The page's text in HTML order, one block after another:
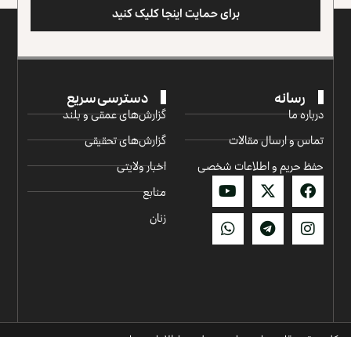
برای حمایت اینجا کلیک کنید
رسانه
درباره ما
تماس و ارسال مقالات
حفظ حریم و اطلاعات شخصی
دسترسی سریع
گزارش‌‌های عمقی و بلند
گزارش‌های تحقیقی
اخبار ولایتی
منابع
زنان